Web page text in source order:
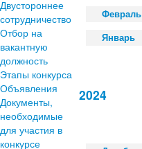
Двустороннее
сотрудничество
Отбор на
вакантную
должность
Этапы конкурса
Объявления
Документы,
необходимые
для участия в
конкурсе
Февраль
Январь
2024